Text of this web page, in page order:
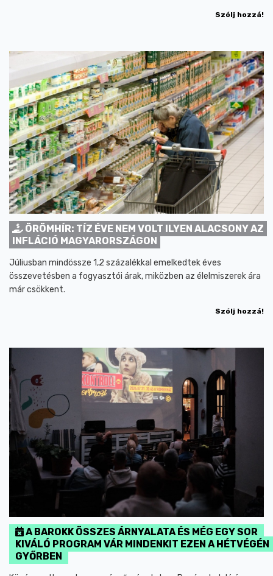
Szólj hozzá!
ÖRÖMHÍR: TÍZ ÉVE NEM VOLT ILYEN ALACSONY AZ
INFLÁCIÓ MAGYARORSZÁGON
Júliusban mindössze 1,2 százalékkal emelkedtek éves
összevetésben a fogyasztói árak, miközben az élelmiszerek ára
már csökkent.
Szólj hozzá!
A BAROKK ÖSSZES ÁRNYALATA ÉS MÉG EGY SOR
KIVÁLÓ PROGRAM VÁR MINDENKIT EZEN A HÉTVÉGÉN
GYŐRBEN